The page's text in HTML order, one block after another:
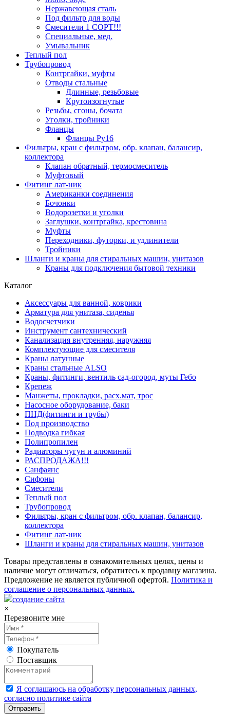
Нержавеющая сталь
Под фильтр для воды
Смесители 1 СОРТ!!!
Специальные, мед.
Умывальник
Теплый пол
Трубопровод
Контргайки, муфты
Отводы стальные
Длинные, резьбовые
Крутоизогнутые
Резьбы, сгоны, бочата
Уголки, тройники
Фланцы
Фланцы Ру16
Фильтры, кран с фильтром, обр. клапан, балансир,
коллектора
Клапан обратный, термосмеситель
Муфтовый
Фитинг лат-ник
Американки соединения
Бочонки
Водорозетки и уголки
Заглушки, контргайка, крестовина
Муфты
Переходники, футорки, и удлинители
Тройники
Шланги и краны для стиральных машин, унитазов
Краны для подключения бытовой техники
Каталог
Аксессуары для ванной, коврики
Арматура для унитаза, сиденья
Водосчетчики
Инструмент сантехнический
Канализация внутренняя, наружняя
Комплектующие для смесителя
Краны латунные
Краны стальные ALSO
Краны, фитинги, вентиль сад-огород, муты Гебо
Крепеж
Манжеты, прокладки, расх.мат, трос
Насосное оборудование, баки
ПНД(фитинги и трубы)
Под производство
Подводка гибкая
Полипропилен
Радиаторы чугун и алюминий
РАСПРОДАЖА!!!
Санфаянс
Сифоны
Смесители
Теплый пол
Трубопровод
Фильтры, кран с фильтром, обр. клапан, балансир,
коллектора
Фитинг лат-ник
Шланги и краны для стиральных машин, унитазов
Товары представлены в ознакомительных целях, цены и
наличие могут отличаться, обратитесь к продавцу магазина.
Предложение не является публичной офертой. Политика и
соглашение о персональных данных.
создание сайта
×
Перезвоните мне
Покупатель
Поставщик
Я соглашаюсь на обработку персональных данных,
согласно политике сайта